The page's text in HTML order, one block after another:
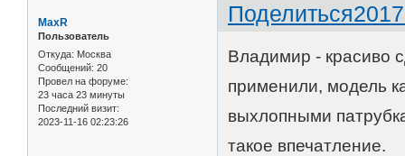
Поделиться
MaxR
Пользователь
Откуда: Москва
Сообщений: 20
Провел на форуме:
23 часа 23 минуты
Последний визит:
2023-11-16 02:23:26
Владимир - красиво
применили, модель
выхлопными
такое впечатление.